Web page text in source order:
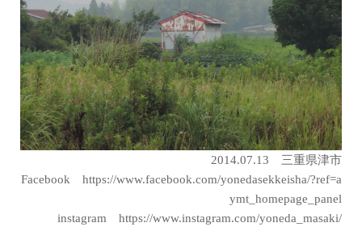
2014.07.13 三重県津市
Facebook https://www.facebook.com/yonedasekkeisha/?ref=a
ymt_homepage_panel
instagram https://www.instagram.com/yoneda_masaki/